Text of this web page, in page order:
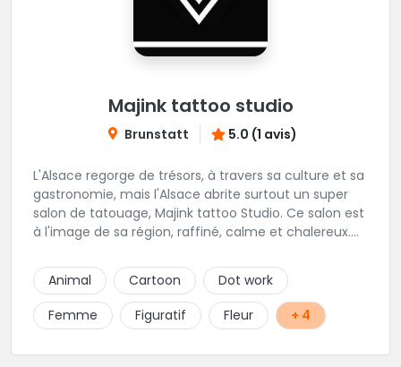
Majink tattoo studio
Brunstatt 5.0 (1 avis)
L'Alsace regorge de trésors, à travers sa culture et sa
gastronomie, mais l'Alsace abrite surtout un super
salon de tatouage, Majink tattoo Studio. Ce salon est
à l'image de sa région, raffiné, calme et chalereux.
découvrir son super shop !
Animal Cartoon
Dot work
Femme
Figuratif Fleur + 4